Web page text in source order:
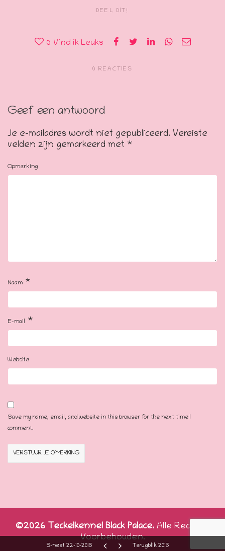
DEEL DIT!
0 Vind ik Leuks
S-nest 22-10-2015 Terugblik 2015
0 REACTIES
Geef een antwoord
Je e-mailadres wordt niet gepubliceerd. Vereiste
velden zijn gemarkeerd met *
Opmerking
Naam *
E-mail *
Website
Save my name, email, and website in this browser for the next time I
comment.
©2026 Teckelkennel Black Palace. Alle Rechten
Voorbehouden.